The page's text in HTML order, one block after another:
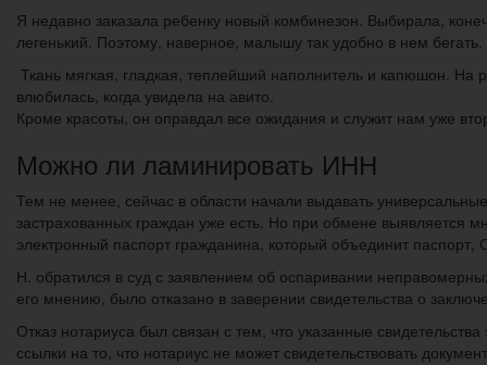
Я недавно заказала ребенку новый комбинезон. Выбирала,
легенький. Поэтому, наверное, малышу так удобно в нем бегать.
Ткань мягкая, гладкая, теплейший наполнитель и капюшон. На
влюбилась, когда увидела на авито.
Кроме красоты, он оправдал все ожидания и служит нам уже
Можно ли ламинировать ИНН
Тем не менее, сейчас в области начали выдавать
застрахованных граждан уже есть. Но при обмене выявляется
электронный паспорт гражданина, который объединит
Н. обратился в суд с заявлением об оспаривании
его мнению, было отказано в заверении свидетельства о
Отказ нотариуса был связан с тем, что указанные
ссылки на то, что нотариус не может свидетельствовать